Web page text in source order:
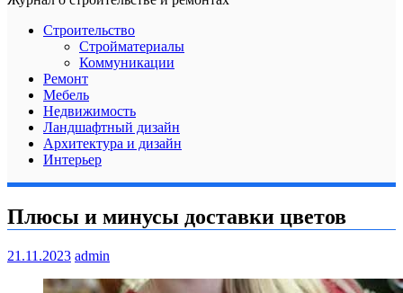
Строительство
Стройматериалы
Коммуникации
Ремонт
Мебель
Недвижимость
Ландшафтный дизайн
Архитектура и дизайн
Интерьер
Плюсы и минусы доставки цветов
21.11.2023 admin